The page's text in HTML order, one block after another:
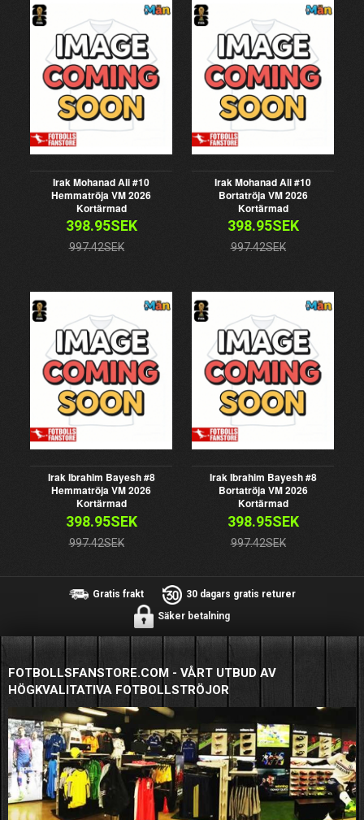
Irak Mohanad Ali #10
Hemmatröja VM 2026
Kortärmad
398.95SEK
997.42SEK
Irak Mohanad Ali #10
Bortatröja VM 2026
Kortärmad
398.95SEK
997.42SEK
Irak Ibrahim Bayesh #8
Hemmatröja VM 2026
Kortärmad
398.95SEK
997.42SEK
Irak Ibrahim Bayesh #8
Bortatröja VM 2026
Kortärmad
398.95SEK
997.42SEK
Gratis frakt
30 dagars gratis returer
Säker betalning
FOTBOLLSFANSTORE.COM - VÅRT UTBUD AV
HÖGKVALITATIVA FOTBOLLSTRÖJOR